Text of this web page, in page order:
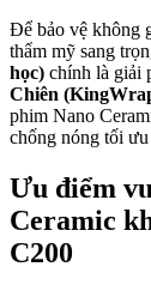
Để bảo vệ không
thẩm mỹ sang
học) chính là giải
Chiên
phim Nano
chống nóng tối
Ưu điểm
Ceramic
C200